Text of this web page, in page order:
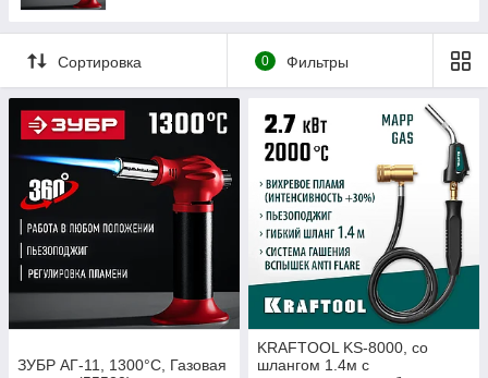
Сортировка 0 Фильтры
ЗУБР АГ-11, 1300°С, Газовая
KRAFTOOL KS-8000, со
шлангом 1.4м с